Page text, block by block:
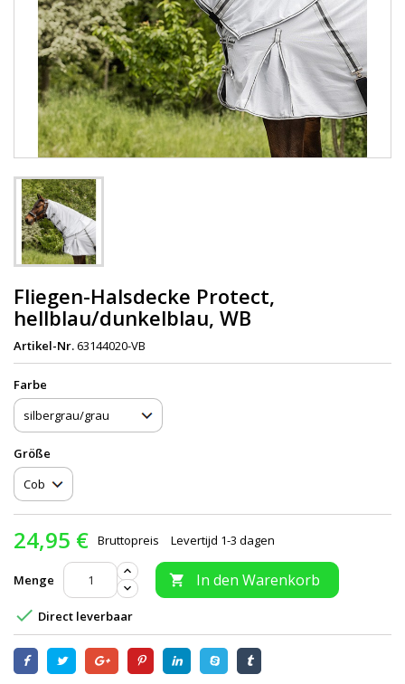
Fliegen-Halsdecke Protect,
hellblau/dunkelblau, WB
Artikel-Nr.63144020-VB
Farbe
Größe
24,95 € Bruttopreis Levertijd 1-3 dagen
Menge  In den Warenkorb
 Direct leverbaar